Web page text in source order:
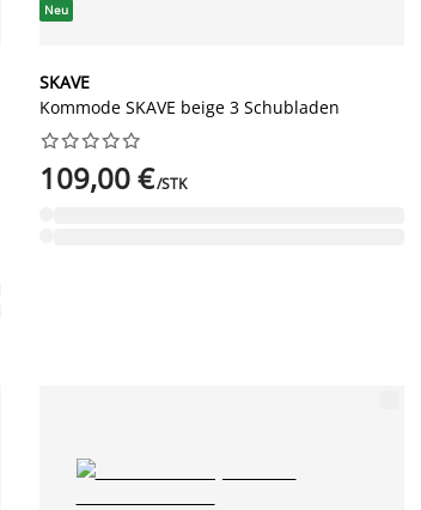
Neu
SKAVE
Kommode SKAVE beige 3 Schubladen






109,00 €/STK